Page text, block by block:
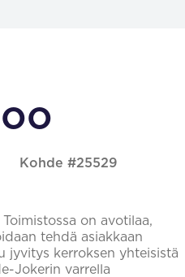
Kohde #25529
on avotilaa,
tehdä asiakkaan
jyvitys kerroksen yhteisistä
Jokerin varrella